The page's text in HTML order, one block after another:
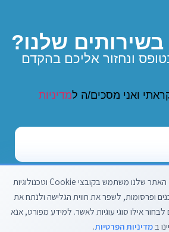
בשירותים שלנו?
ונחזור אליכם בהקדם
ואני מסכים/ה למדיניות
הפרטיות שלכם חשובה לנו. האתר שלנו משתמש בקובצי Cookie וטכנולוגיות
ופרסומות, לשפר את חווית הגלישה ולנתח את
אילו סוגי עוגיות לאשר. למידע מפורט, אנא
במדיניות הפרטיות.